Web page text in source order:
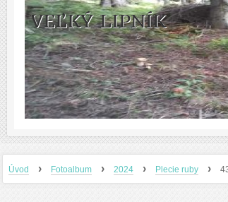
VEĽKÝ LIPNÍK
Úvod › Fotoalbum › 2024 › Plecie ruby ›